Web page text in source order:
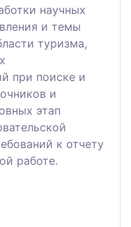
научных
и темы
туризма,
при поиске и
и
этап
к отчету
работе.